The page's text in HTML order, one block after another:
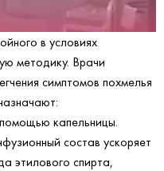
в условиях
методику. Врачи
симптомов похмелья
капельницы.
состав ускоряет
этилового спирта,